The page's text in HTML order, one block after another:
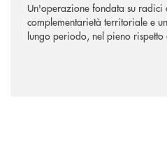
Un'operazione fondata su radici
complementarietà territoriale e
lungo periodo, nel pieno
negoziazione esclusiva per la